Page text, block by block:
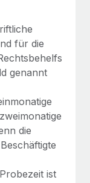
für die
genannt
die
ist